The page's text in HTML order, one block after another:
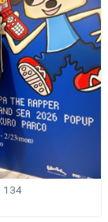
134